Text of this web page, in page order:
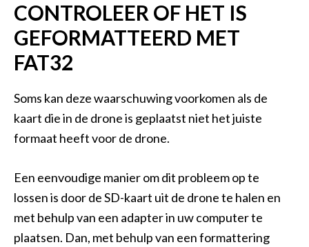
CONTROLEER OF HET IS
GEFORMATTEERD MET
FAT32
Soms kan deze waarschuwing voorkomen als de
kaart die in de drone is geplaatst niet het juiste
formaat heeft voor de drone.
Een eenvoudige manier om dit probleem op te
lossen is door de SD-kaart uit de drone te halen en
met behulp van een adapter in uw computer te
plaatsen. Dan, met behulp van een formattering